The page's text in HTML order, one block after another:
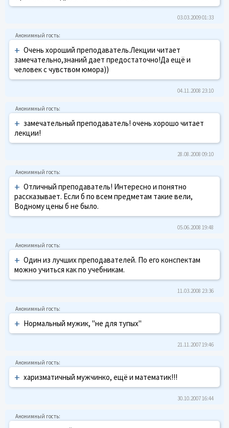
03.03.2009 01:33
+ Очень хороший преподаватель.Лекции читает
замечательно,знаний дает предостаточно!Да ещё и
человек с чувством юмора))
04.11.2008 23:10
+ замечательный преподаватель! очень хорошо читает
лекции!
28.08.2008 09:10
+ Отличный преподаватель! Интересно и понятно
рассказывает. Если б по всем предметам такие вели,
Водному цены б не было.
05.06.2008 19:48
+ Один из лучших преподавателей. По его конспектам
можно учиться как по учебникам.
11.03.2008 23:36
+ Нормальный мужик, "не для тупых"
21.11.2007 19:46
+ харизматичный мужчинко, ещё и математик!!!
30.10.2007 16:44